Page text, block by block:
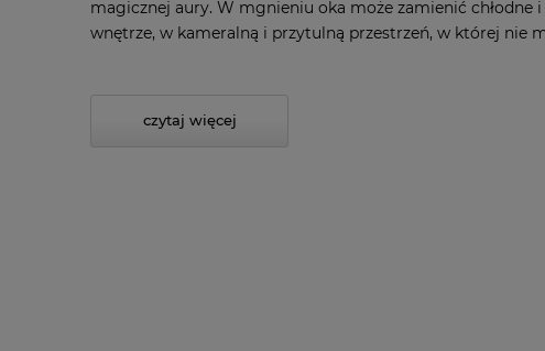
magicznej aury. W mgnieniu oka może zamienić chłodne
wnętrze, w kameralną i przytulną przestrzeń, w której nie
czytaj więcej